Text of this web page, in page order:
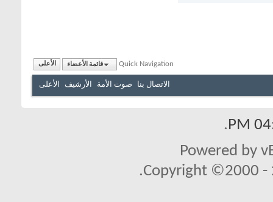
Quick Navigation قائمة الأعضاء الأعلى
الاتصال بنا صوت الأمة الأرشيف الأعلى
.
Powered by
Copyright ©2000 -